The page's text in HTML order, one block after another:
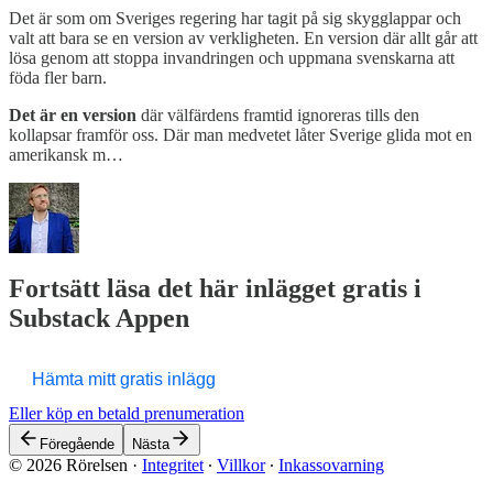
Det är som om Sveriges regering har tagit på sig skygglappar och
valt att bara se en version av verkligheten. En version där allt går att
lösa genom att stoppa invandringen och uppmana svenskarna att
föda fler barn.
Det är en version där välfärdens framtid ignoreras tills den
kollapsar framför oss. Där man medvetet låter Sverige glida mot en
amerikansk m…
Fortsätt läsa det här inlägget gratis i
Substack Appen
Hämta mitt gratis inlägg
Eller köp en betald prenumeration
Föregående Nästa
© 2026 Rörelsen · Integritet ∙ Villkor∙ Inkassovarning